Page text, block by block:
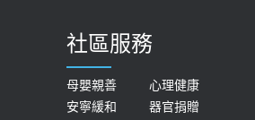
2026-05-21
女性必看國健署公費懶人包
查完全免費 沒做虧大了
膝蓋退化有9大部位 骨科醫
一定得換人工關節
2019-10-08
社區服務
母嬰親善
心理健康
安寧緩和
器官捐贈